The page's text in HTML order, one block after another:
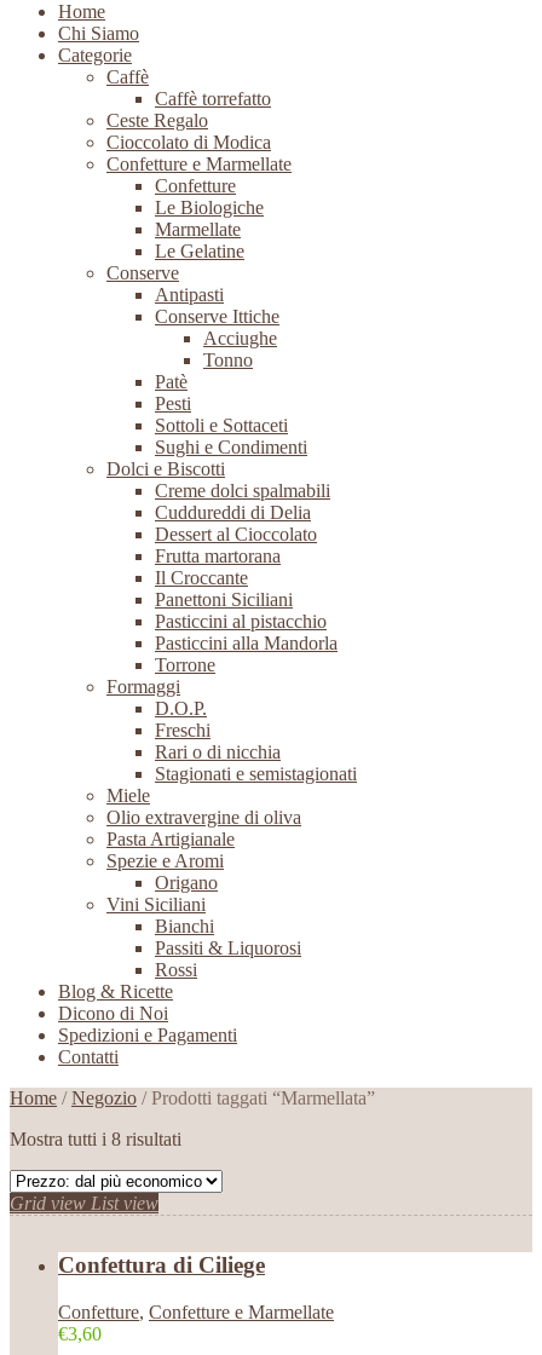
Home
Chi Siamo
Categorie
Caffè
Caffè torrefatto
Ceste Regalo
Cioccolato di Modica
Confetture e Marmellate
Confetture
Le Biologiche
Marmellate
Le Gelatine
Conserve
Antipasti
Conserve Ittiche
Acciughe
Tonno
Patè
Pesti
Sottoli e Sottaceti
Sughi e Condimenti
Dolci e Biscotti
Creme dolci spalmabili
Cuddureddi di Delia
Dessert al Cioccolato
Frutta martorana
Il Croccante
Panettoni Siciliani
Pasticcini al pistacchio
Pasticcini alla Mandorla
Torrone
Formaggi
D.O.P.
Freschi
Rari o di nicchia
Stagionati e semistagionati
Miele
Olio extravergine di oliva
Pasta Artigianale
Spezie e Aromi
Origano
Vini Siciliani
Bianchi
Passiti & Liquorosi
Rossi
Blog & Ricette
Dicono di Noi
Spedizioni e Pagamenti
Contatti
Home /Negozio / Prodotti taggati “Marmellata”
Mostra tutti i 8 risultati
Grid view List view
Confettura di Ciliege
Confetture, Confetture e Marmellate
€3,60